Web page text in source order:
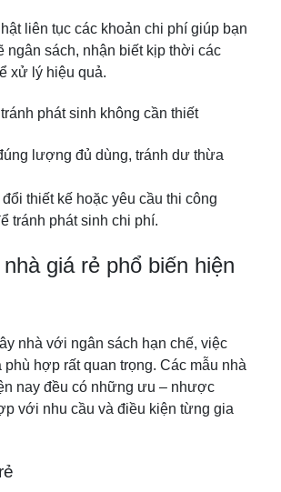
liên tục các khoản chi phí giúp bạn
ngân sách, nhận biết kịp thời các
xử lý hiệu quả.
phát sinh không cần thiết
lượng đủ dùng, tránh dư thừa
thiết kế hoặc yêu cầu thi công
tránh phát sinh chi phí.
giá rẻ phổ biến hiện
nhà với ngân sách hạn chế, việc
phù hợp rất quan trọng. Các mẫu nhà
nay đều có những ưu – nhược
với nhu cầu và điều kiện từng gia